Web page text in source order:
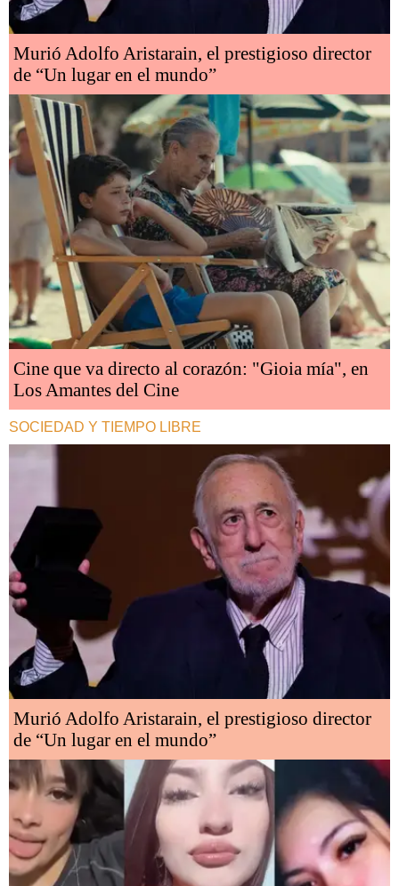
Murió Adolfo Aristarain, el prestigioso director
de “Un lugar en el mundo”
Cine que va directo al corazón: "Gioia mía", en
Los Amantes del Cine
SOCIEDAD Y TIEMPO LIBRE
Murió Adolfo Aristarain, el prestigioso director
de “Un lugar en el mundo”